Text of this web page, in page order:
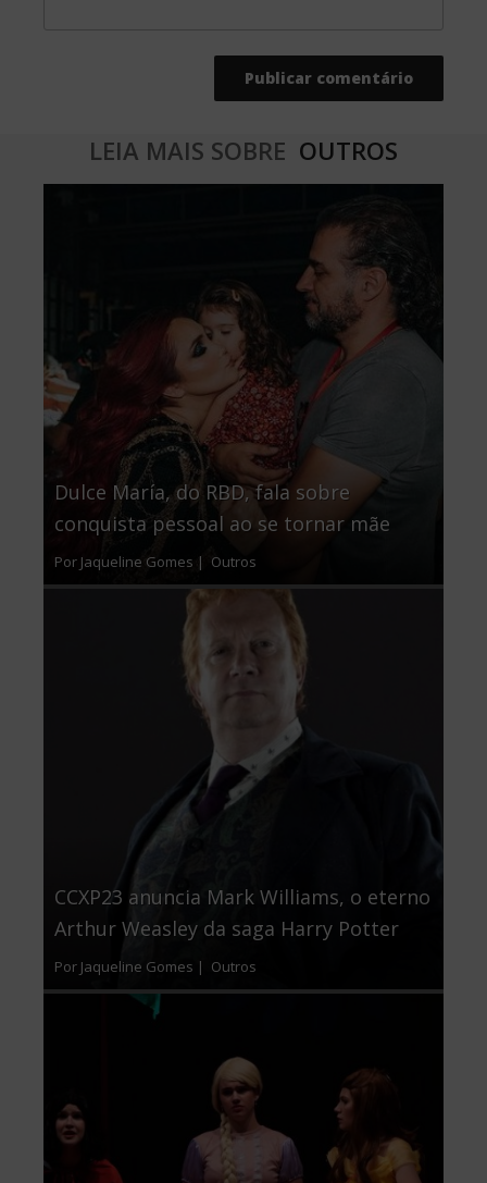
LEIA MAIS SOBRE OUTROS
Dulce María, do RBD, fala sobre
conquista pessoal ao se tornar mãe
Por Jaqueline Gomes | Outros
CCXP23 anuncia Mark Williams, o eterno
Arthur Weasley da saga Harry Potter
Por Jaqueline Gomes | Outros